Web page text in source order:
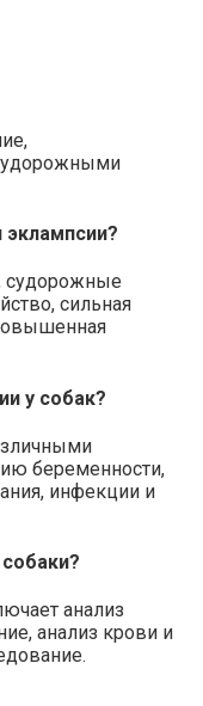
судорожные
сильная
у собак?
беременности,
инфекции и
анализ
анализ крови и